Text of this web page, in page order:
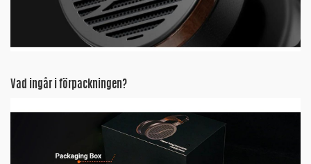
Vad ingår i förpackningen?